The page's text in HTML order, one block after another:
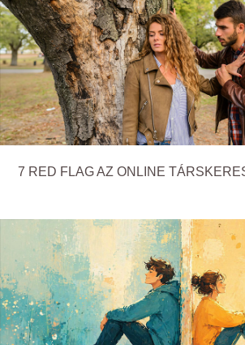
7 RED FLAG AZ ONLINE